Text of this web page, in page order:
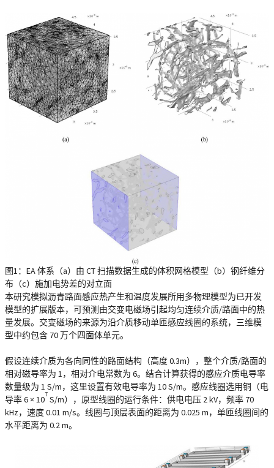
图1：EA 体系（a）由 CT 扫描数据生成的体积网格模型（b）钢纤维分
布（c）施加电势差的对立面
本研究模拟沥青路面感应热产生和温度发展所用多物理模型为已开发
模型的扩展版本，可预测由交变电磁场引起均匀连续介质/路面中的热
量发展。交变磁场的来源为沿介质移动单匝感应线圈的系统，三维模
型中约包含 70 万个四面体单元。
假设连续介质为各向同性的路面结构（高度 0.3m），整个介质/路面的
相对磁导率为 1，相对介电常数为 6。结合计算获得的感应介质电导率
数量级为 1 S/m，这里设置有效电导率为 10 S/m。感应线圈选用铜（电
导率 6 × 10
7
S/m），原型线圈的运行条件：供电电压 2 kV，频率 70
kHz，速度 0.01 m/s。线圈与顶层表面的距离为 0.025 m，单匝线圈间的
水平距离为 0.2 m。